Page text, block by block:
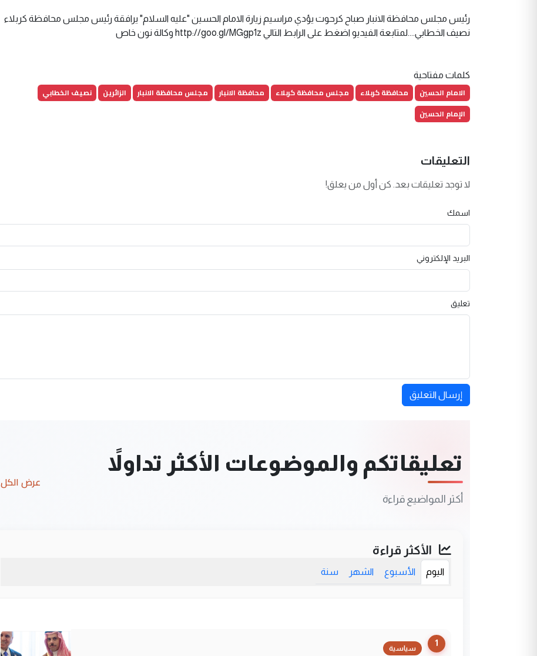
رئيس مجلس محافظة الانبار صباح كرحوت يؤدي مراسيم زيارة الامام الحسين "عليه السلام" يرافقة رئيس مجلس محافظة كربلاء
نصيف الخطابي....لمتابعة الفيديو اضغط على الرابط التالي http://goo.gl/MGgp1z وكالة نون خاص
كلمات مفتاحية
الامام الحسين محافظة كربلاء مجلس محافظة كربلاء محافظة الانبار مجلس محافظة الانبار الزائرين
نصيف الخطابي
الإمام الحسين
التعليقات
لا توجد تعليقات بعد. كن أول من يعلق!
اسمك
البريد الإلكتروني
تعليق
إرسال التعليق
تعليقاتكم والموضوعات الأكثر تداولاً
أكثر المواضيع قراءة
عرض الكل
الأكثر قراءة
اليوم الأسبوع الشهر سنة
1
سياسية